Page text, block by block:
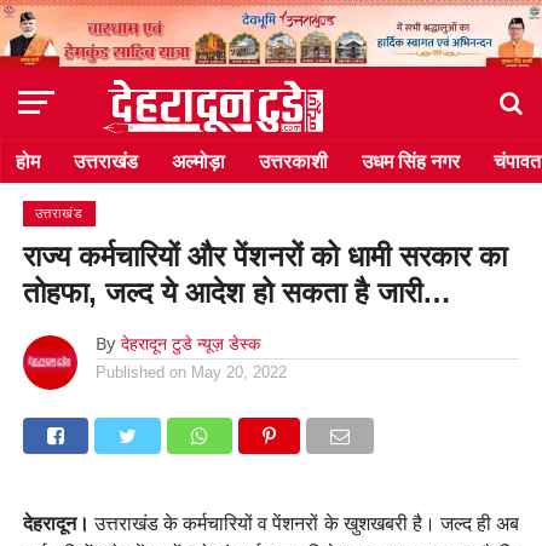
होम उत्तराखंड अल्मोड़ा उत्तरकाशी उधम सिंह नगर चंपावत
उत्तराखंड
राज्य कर्मचारियों और पेंशनरों को धामी सरकार का
तोहफा, जल्द ये आदेश हो सकता है जारी…
By देहरादून टुडे न्यूज़ डेस्क
Published on May 20, 2022
देहरादून। उत्तराखंड के कर्मचारियों व पेंशनरों के खुशखबरी है। जल्द ही अब